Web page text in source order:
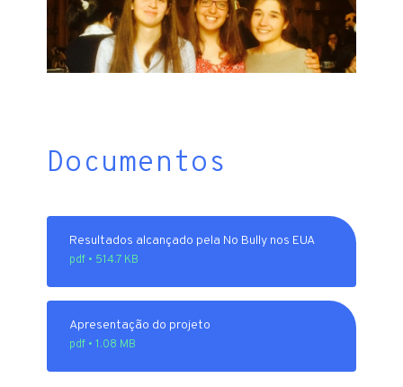
Documentos
Resultados alcançado pela No Bully nos EUA
pdf • 514.7 KB
Apresentação do projeto
pdf • 1.08 MB